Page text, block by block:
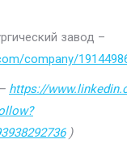
завод –
company/
https://
)